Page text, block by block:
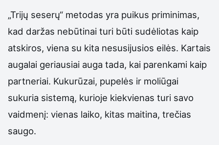
„Trijų seserų“ metodas yra puikus priminimas,
kad daržas nebūtinai turi būti sudėliotas kaip
atskiros, viena su kita nesusijusios eilės. Kartais
augalai geriausiai auga tada, kai parenkami kaip
partneriai. Kukurūzai, pupelės ir moliūgai
sukuria sistemą, kurioje kiekvienas turi savo
vaidmenį: vienas laiko, kitas maitina, trečias
saugo.